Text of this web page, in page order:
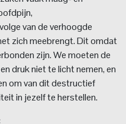
van de verhoogde
zich meebrengt. Dit omdat
zijn. We moeten de
druk niet te licht nemen, en
om van dit destructief
in jezelf te herstellen.